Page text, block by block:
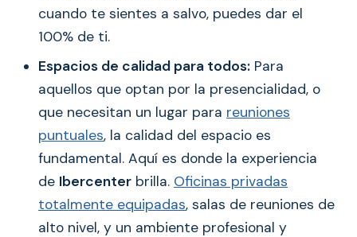
cuando te sientes a salvo, puedes dar el
100% de ti.
Espacios de calidad para todos: Para
aquellos que optan por la presencialidad, o
que necesitan un lugar para reuniones
puntuales, la calidad del espacio es
fundamental. Aquí es donde la experiencia
de Ibercenter brilla. Oficinas privadas
totalmente equipadas, salas de reuniones de
alto nivel, y un ambiente profesional y